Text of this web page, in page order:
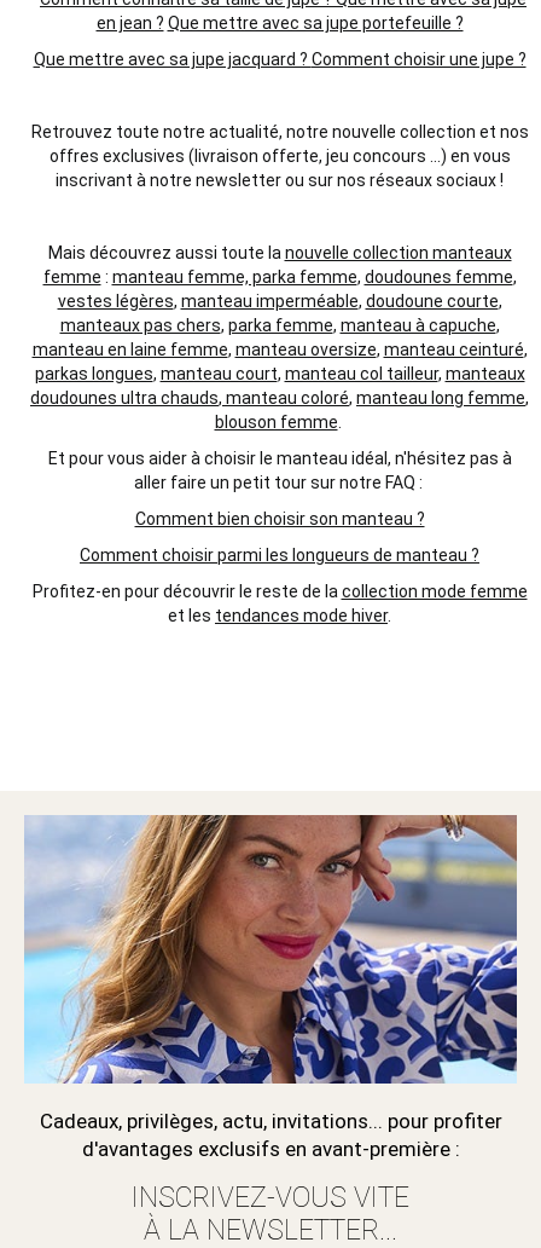
en jean ? Que mettre avec sa jupe portefeuille ?
Que mettre avec sa jupe jacquard ? Comment choisir une jupe ?
Retrouvez toute notre actualité, notre nouvelle collection et nos
offres exclusives (livraison offerte, jeu concours ...) en vous
inscrivant à notre newsletter ou sur nos réseaux sociaux !
Mais découvrez aussi toute la nouvelle collection manteaux
femme : manteau femme, parka femme, doudounes femme,
vestes légères, manteau imperméable, doudoune courte,
manteaux pas chers, parka femme, manteau à capuche,
manteau en laine femme, manteau oversize, manteau ceinturé,
parkas longues, manteau court, manteau col tailleur, manteaux
doudounes ultra chauds, manteau coloré, manteau long femme,
blouson femme
Et pour vous aider à choisir le manteau idéal, n'hésitez pas à
aller faire un petit tour sur notre FAQ :
Comment bien choisir son manteau ?
Comment choisir parmi les longueurs de manteau ?
Profitez-en pour découvrir le reste de la collection mode femme
et les tendances mode hiver.
Cadeaux, privilèges, actu, invitations... pour profiter
d'avantages exclusifs en avant-première :
INSCRIVEZ-VOUS VITE
À LA NEWSLETTER...